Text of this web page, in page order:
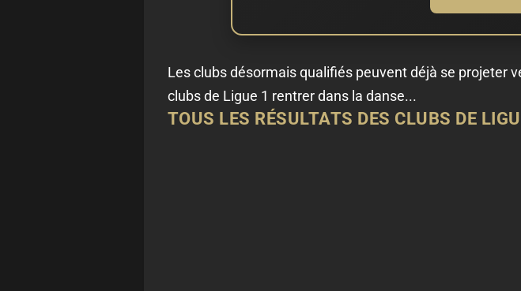
Les clubs désormais qualifiés peuvent déjà se projeter
clubs de Ligue 1 rentrer dans la danse...
TOUS LES RÉSULTATS DES CLUBS DE